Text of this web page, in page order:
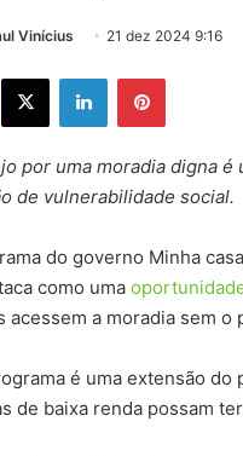
Vinícius 21 dez 2024 9:16
X LinkedinPinterest
por uma moradia digna
de vulnerabilidade social.
do governo Minha
como uma
acessem a moradia sem o
é uma extensão
de baixa renda possam